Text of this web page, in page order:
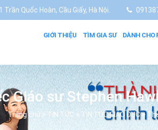
Trần Quốc Hoàn, Cầu Giấy, Hà Nội.
GIỚI THIỆU TÌM GIA SƯ DÀNH CHO
Giáo sư Stephen
Trang chủ TIN TỨC TIN TỨC GIÁO DỤC